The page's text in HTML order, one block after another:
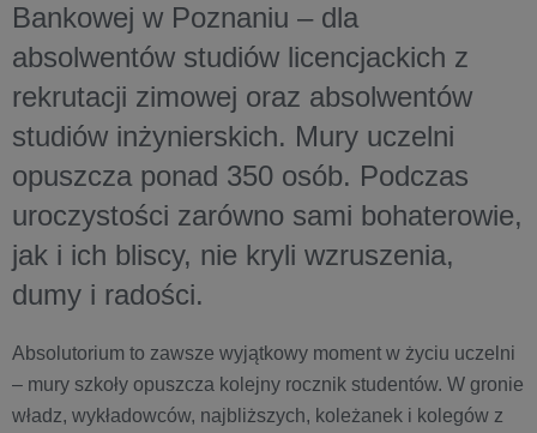
Bankowej w Poznaniu – dla
absolwentów studiów licencjackich z
rekrutacji zimowej oraz absolwentów
studiów inżynierskich. Mury uczelni
opuszcza ponad 350 osób. Podczas
uroczystości zarówno sami bohaterowie,
jak i ich bliscy, nie kryli wzruszenia,
dumy i radości.
Absolutorium to zawsze wyjątkowy moment w życiu uczelni
– mury szkoły opuszcza kolejny rocznik studentów. W gronie
władz, wykładowców, najbliższych, koleżanek i kolegów z